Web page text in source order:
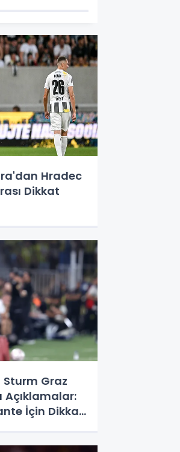
Hradec
Dikkat
Graz
Açıklamalar:
İçin Dikkat